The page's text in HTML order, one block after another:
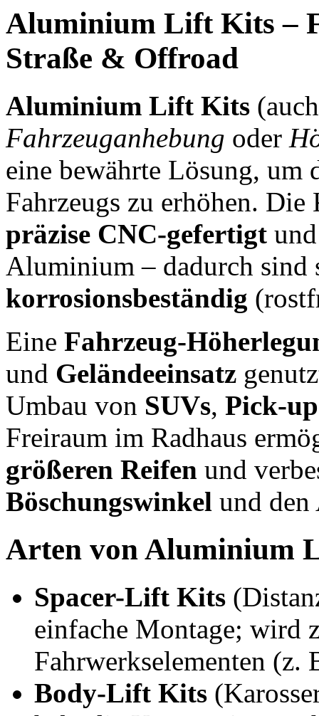
Aluminium Lift Kits –
Straße & Offroad
Aluminium Lift Kits
Fahrzeuganhebung oder
eine bewährte Lösung, um
Fahrzeugs zu erhöhen.
präzise CNC-gefertigt
Aluminium – dadurch sind
korrosionsbeständig
Eine Fahrzeug-
und Geländeeinsatz
Umbau von SUVs, Pick-
Freiraum im Radhaus
größeren Reifen und
Böschungswinkel und den
Arten von Aluminium
Spacer-Lift Kits
einfache Montage; wird
Fahrwerkselementen (z.
Body-Lift Kits